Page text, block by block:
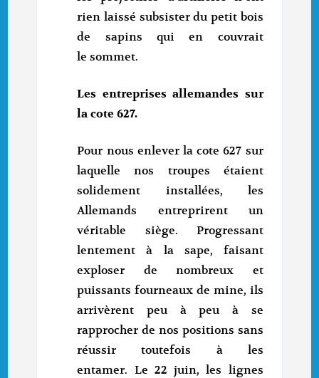
rien laissé subsister du petit bois
de sapins qui en couvrait
le sommet.
Les entreprises allemandes sur
la cote 627.
Pour nous enlever la cote 627 sur
laquelle nos troupes étaient
solidement installées, les
Allemands entreprirent un
véritable siège. Progressant
lentement à la sape, faisant
exploser de nombreux et
puissants fourneaux de mine, ils
arrivèrent peu à peu à se
rapprocher de nos positions sans
réussir toutefois à les
entamer. Le 22 juin, les lignes